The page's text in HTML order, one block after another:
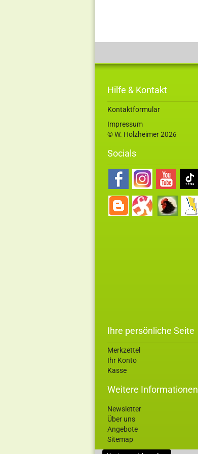
Hilfe & Kontakt
Kontaktformular
Impressum
© W. Holzheimer 2026
Socials
Ihre persönliche Seite
Merkzettel
Ihr Konto
Kasse
Weitere Informationen
Newsletter
Über uns
Angebote
Sitemap